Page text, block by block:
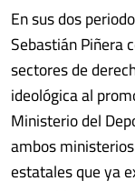
En sus dos
Sebastián Piñera
sectores de
ideológica al
Ministerio del
ambos
estatales que ya